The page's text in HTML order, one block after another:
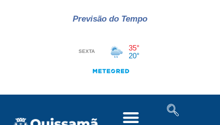
Previsão do Tempo